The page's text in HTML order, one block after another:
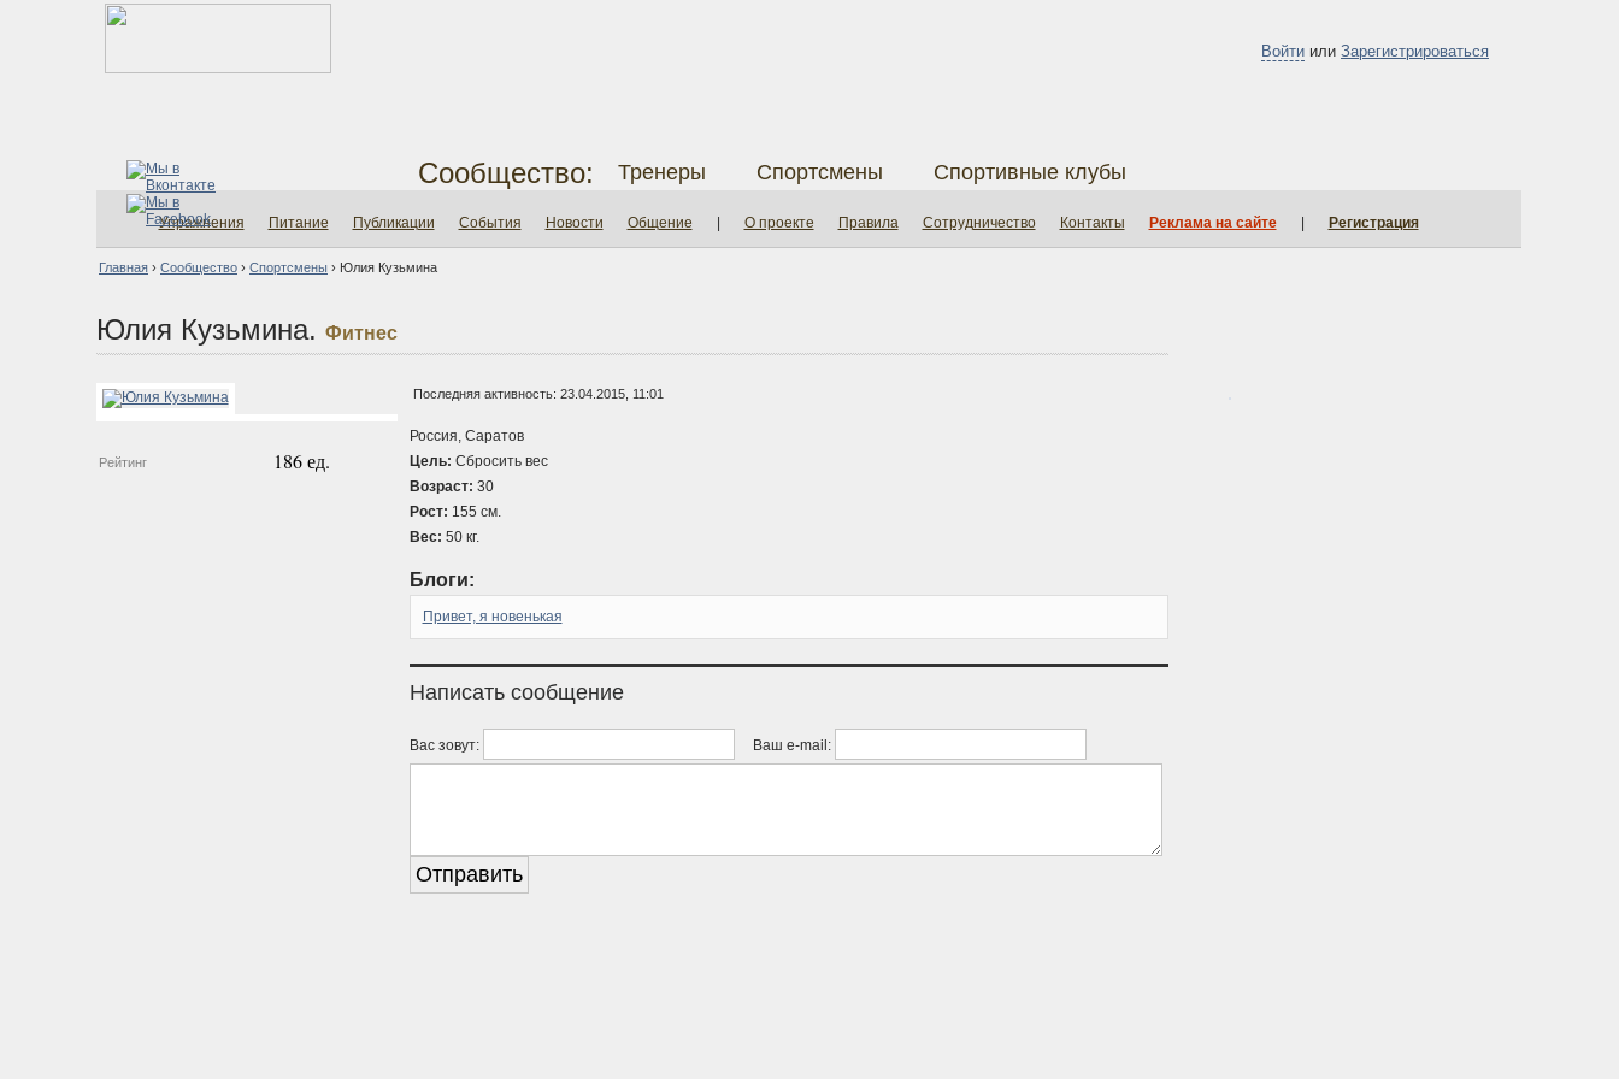
Войти или Зарегистрироваться
Сообщество: Тренеры Спортсмены Спортивные клубы
Упражнения Питание Публикации События Новости Общение О проекте Правила Сотрудничество Контакты Реклама на сайте Регистрация
Главная › Сообщество › Спортсмены › Юлия Кузьмина
Юлия Кузьмина. Фитнес
Рейтинг 186 ед.
Последняя активность: 23.04.2015, 11:01
Россия, Саратов
Цель: Сбросить вес
Возраст: 30
Рост: 155 см.
Вес: 50 кг.
Блоги:
Привет, я новенькая
Написать сообщение
Вас зовут: Ваш e-mail: